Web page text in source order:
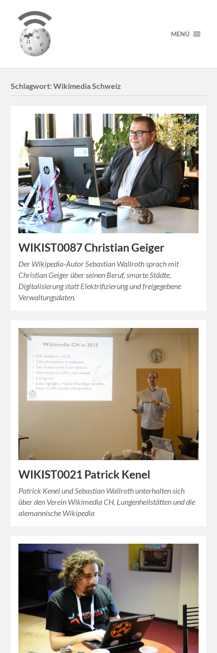
MENÜ
Schlagwort:Wikimedia Schweiz
WIKIST0087 Christian Geiger
Der Wikipedia-Autor Sebastian Wallroth sprach mit
Christian Geiger über seinen Beruf, smarte Städte,
Digitalisierung statt Elektrifizierung und freigegebene
Verwaltungsdaten.
WIKIST0021 Patrick Kenel
Patrick Kenel und Sebastian Wallroth unterhalten sich
über den Verein Wikimedia CH, Lungenheilstätten und die
alemannische Wikipedia